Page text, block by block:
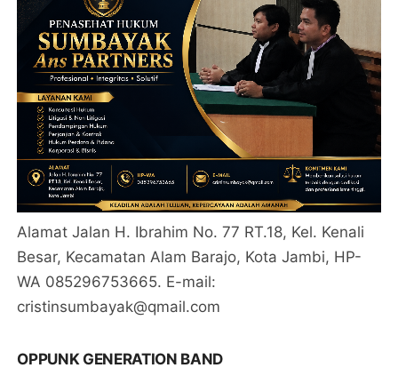
Alamat Jalan H. Ibrahim No. 77 RT.18, Kel. Kenali
Besar, Kecamatan Alam Barajo, Kota Jambi, HP-
WA 085296753665. E-mail:
cristinsumbayak@qmail.com
OPPUNK GENERATION BAND